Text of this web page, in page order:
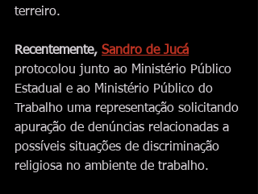
terreiro.
Recentemente, Sandro de Jucá
protocolou junto ao Ministério Público
Estadual e ao Ministério Público do
Trabalho uma representação solicitando
apuração de denúncias relacionadas a
possíveis situações de discriminação
religiosa no ambiente de trabalho.